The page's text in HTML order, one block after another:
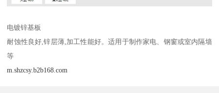
电镀锌基板
耐蚀性良好,锌层薄,加工性能好。适用于制作家电、钢窗或室内隔墙
等
m.shzcsy.b2b168.com